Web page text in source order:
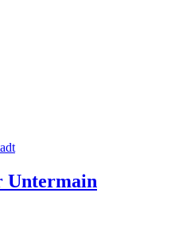
Untermain